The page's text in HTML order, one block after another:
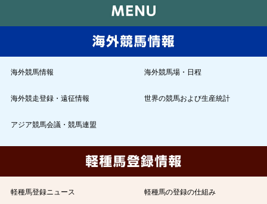
海外競馬情報 海外競馬場・日程
海外競走登録・遠征情報 世界の競馬および生産統計
アジア競馬会議・競馬連盟
軽種馬登録ニュース 軽種馬の登録の仕組み